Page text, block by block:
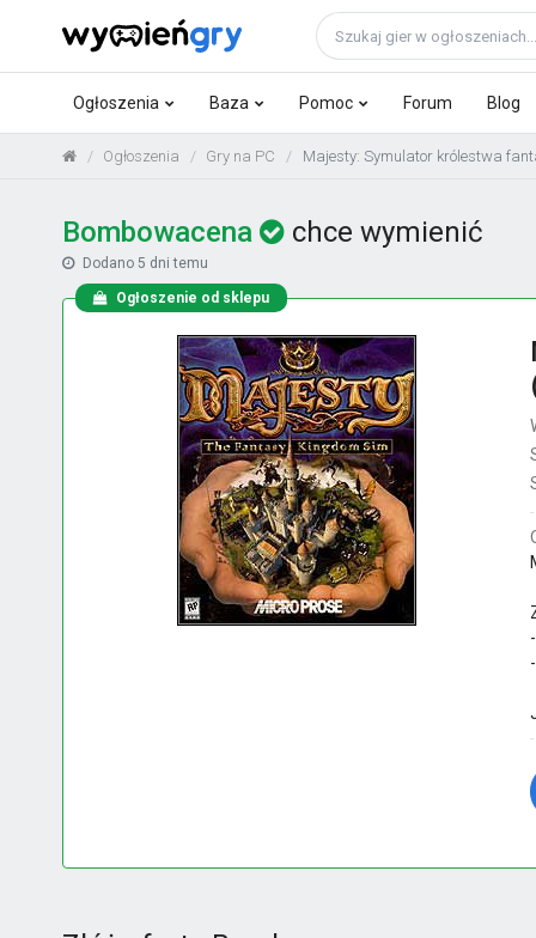
Ogłoszenia Baza Pomoc Forum Blog
Ogłoszenia Gry na PC Majesty: Symulator królestwa
Bombowacena chce wymienić
Dodano 5 dni temu
Ogłoszenie od sklepu